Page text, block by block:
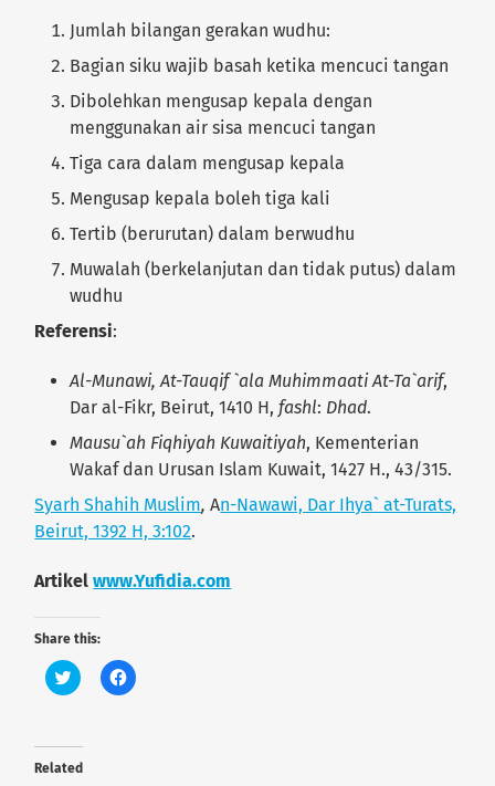
Jumlah bilangan gerakan wudhu:
Bagian siku wajib basah ketika mencuci tangan
Dibolehkan mengusap kepala dengan
menggunakan air sisa mencuci tangan
Tiga cara dalam mengusap kepala
Mengusap kepala boleh tiga kali
Tertib (berurutan) dalam berwudhu
Muwalah (berkelanjutan dan tidak putus) dalam
wudhu
Referensi:
Al-Munawi, At-Tauqif `ala Muhimmaati At-Ta`arif,
Dar al-Fikr, Beirut, 1410 H,fashl: Dhad.
Mausu`ah Fiqhiyah Kuwaitiyah, Kementerian
Wakaf dan Urusan Islam Kuwait, 1427 H., 43/315.
Syarh Shahih Muslim,An-Nawawi, Dar Ihya` at-Turats,
Beirut, 1392 H, 3:102.
Artikelwww.Yufidia.com
Share this:
C
l
t
o
s
C
l
Related